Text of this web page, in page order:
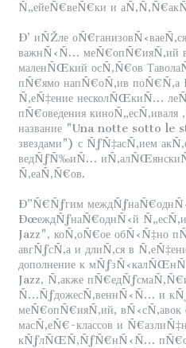
Ñ„ейеÑ€веÑ€ки и
Ð’ иÑŽле
важнÑ‹Ñ… меÑ€опÑ€ияÑ‚ий
маленÑŒкий осÑ‚Ñ€ов
пÑ€ямо напÑ€оÑ‚ив
Ñ‚еÑ‡ение несколÑŒкиÑ…
пÑ€оведения
название "Una notte sotto
звездами") с ÑƒÑ‡асÑ‚ием
ведÑƒÑ‰иÑ…
Ñ‚еаÑ‚Ñ€ов.
Ð”Ñ€Ñƒгим
ÐœеждÑƒнаÑ€однÑ‹й
Jazz", коÑ‚оÑ€ое обÑ‹Ñ‡но
авгÑƒсÑ‚а и длиÑ‚ся в
дополнение к
Jazz, Ñ‚акже
Ñ…ÑƒдожесÑ‚веннÑ‹Ñ… и
меÑ€опÑ€ияÑ‚ий, вÑ‹сÑ‚авок
масÑ‚еÑ€-классов и
кÑƒлÑŒÑ‚ÑƒÑ€нÑ‹Ñ…